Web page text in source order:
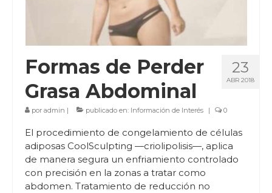
23
ABR 2018
Formas de Perder
Grasa Abdominal
por admin | publicado en: Información de Interés | 0
El procedimiento de congelamiento de células
adiposas CoolSculpting —criolipolisis—, aplica
de manera segura un enfriamiento controlado
con precisión en la zonas a tratar como
abdomen. Tratamiento de reducción no